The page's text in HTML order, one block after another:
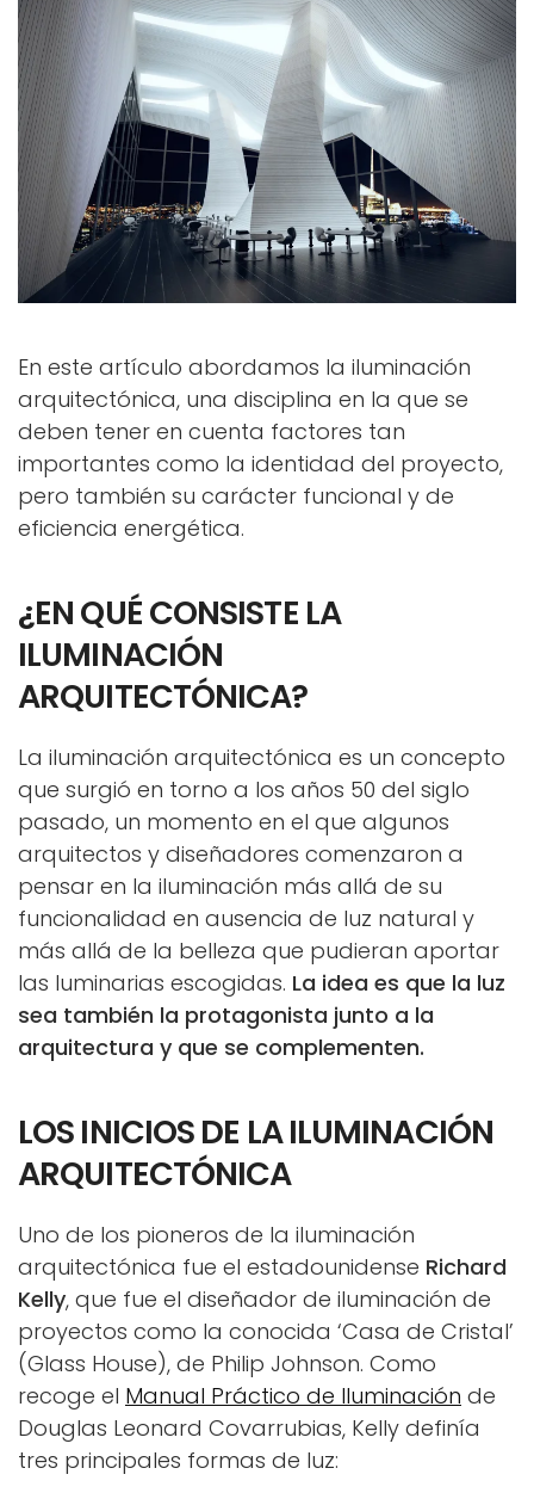
En este artículo abordamos la iluminación
arquitectónica, una disciplina en la que se
deben tener en cuenta factores tan
importantes como la identidad del proyecto,
pero también su carácter funcional y de
eficiencia energética.
¿EN QUÉ CONSISTE LA
ILUMINACIÓN
ARQUITECTÓNICA?
La iluminación arquitectónica es un concepto
que surgió en torno a los años 50 del siglo
pasado, un momento en el que algunos
arquitectos y diseñadores comenzaron a
pensar en la iluminación más allá de su
funcionalidad en ausencia de luz natural y
más allá de la belleza que pudieran aportar
las luminarias escogidas. La idea es que la luz
sea también la protagonista junto a la
arquitectura y que se complementen.
LOS INICIOS DE LA ILUMINACIÓN
ARQUITECTÓNICA
Uno de los pioneros de la iluminación
arquitectónica fue el estadounidense Richard
Kelly, que fue el diseñador de iluminación de
proyectos como la conocida ‘Casa de Cristal’
(Glass House), de Philip Johnson. Como
recoge el Manual Práctico de Iluminación de
Douglas Leonard Covarrubias, Kelly definía
tres principales formas de luz: